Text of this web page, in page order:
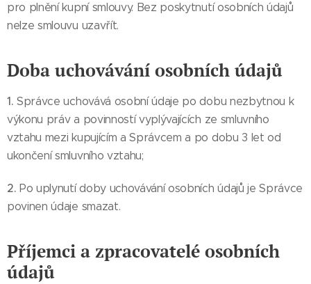
pro plnění kupní smlouvy. Bez poskytnutí osobních údajů
nelze smlouvu uzavřít.
Doba uchovávání osobních údajů
1. Správce uchovává osobní údaje po dobu nezbytnou k
výkonu práv a povinností vyplývajících ze smluvního
vztahu mezi kupujícím a Správcem a po dobu 3 let od
ukončení smluvního vztahu;
2.Po uplynutí doby uchovávání osobních údajů je Správce
povinen údaje smazat.
Příjemci a zpracovatelé osobních
údajů